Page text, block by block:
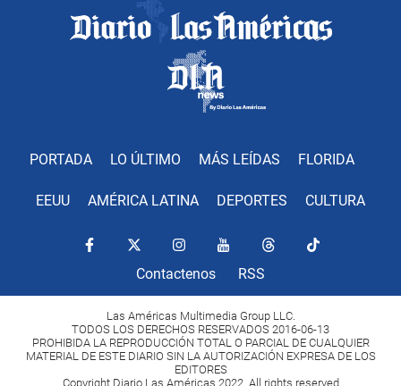
PORTADA LO ÚLTIMO MÁS LEÍDAS FLORIDA
EEUU AMÉRICA LATINA DEPORTES CULTURA
Contactenos RSS
Las Américas Multimedia Group LLC.
TODOS LOS DERECHOS RESERVADOS 2016-06-13
PROHIBIDA LA REPRODUCCIÓN TOTAL O PARCIAL DE CUALQUIER
MATERIAL DE ESTE DIARIO SIN LA AUTORIZACIÓN EXPRESA DE LOS
EDITORES
Copyright Diario Las Américas 2022. All rights reserved